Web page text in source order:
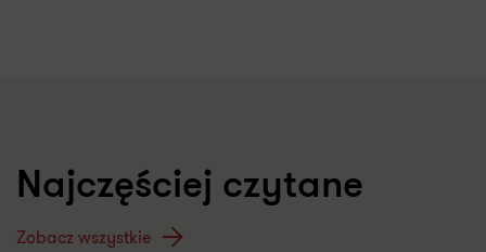
Najczęściej czytane
Zobacz wszystkie